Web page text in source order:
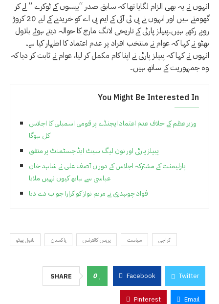
انہوں نے یہ بھی الزام لگایا تھا کہ سابق صدر “پیسوں کے ٹوکرے ” لے کر
گھومتے ہیں اور انہوں نے پی ٹی آئی کے ایم پی اے کو خریدنے کے لیے 20 کروڑ
روپے رکھے ہیں۔پیپلز پارٹی کے تاریخی لانگ مارچ کا حوالہ دیتے ہوئے بلاول
بھٹو نے کہا کہ عوام نے منتخب افراد پر عدم اعتماد کا اظہار کیا ہے۔
انہوں نے کہا کہ پیپلز پارٹی نے اپنا کام مکمل کر لیا، عوام نے ثابت کر دیا کہ
وہ جمہوریت کے ساتھ ہیں۔
You Might Be Interested In
وزیراعظم کے خلاف عدم اعتماد ایجنڈے پر قومی اسمبلی کا اجلاس
کل ہوگا
پیپلز پارٹی اور نون لیگ سیٹ ایڈ جسٹمنٹ پر متفق
پارلیمنٹ کے مشترکہ اجلاس کے دوران آصف علی نے شاہد خان
عباسی سے ہاتھ کیوں نہیں ملایا
فواد چوہدری نے مریم نواز کو کرارا جواب دے دیا
بلاول بھٹو پاکستان پریس کانفرنس سیاست کراچی
SHARE 0 Facebook Twitter
Pinterest Email